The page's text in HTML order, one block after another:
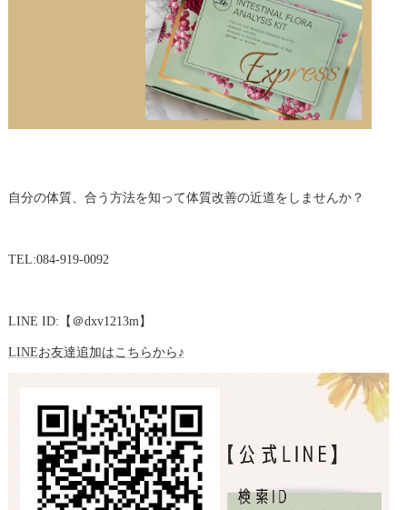
自分の体質、合う方法を知って体質改善の近道をしませんか？
TEL:084-919-0092
LINE ID:【＠dxv1213m】
LINEお友達追加はこちらから♪